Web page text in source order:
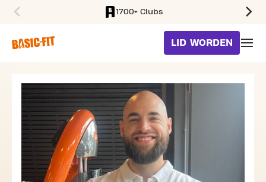
1700+ Clubs
LID WORDEN